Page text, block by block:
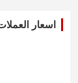
اسعار